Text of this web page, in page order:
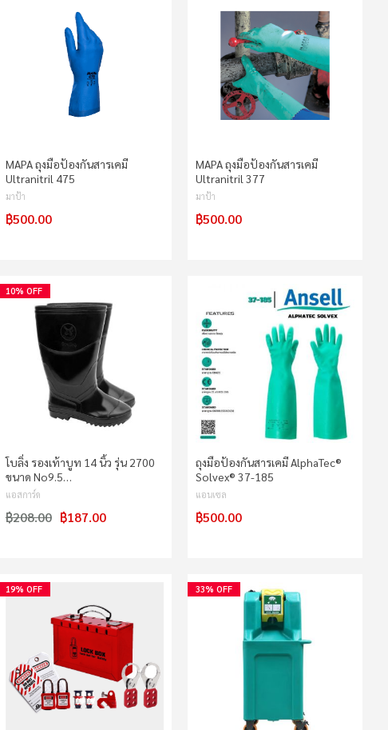
MAPA ถุงมือป้องกันสารเคมี
Ultranitril 475
มาป้า
฿500.00
MAPA ถุงมือป้องกันสารเคมี
Ultranitril 377
มาป้า
฿500.00
10% OFF
โบลิ่ง รองเท้าบูท 14 นิ้ว รุ่น 2700
ขนาด No9.5…
แอสการ์ด
฿187.00
฿208.00
ถุงมือป้องกันสารเคมี AlphaTec®
Solvex® 37-185
แอนเซล
฿500.00
19% OFF 33% OFF